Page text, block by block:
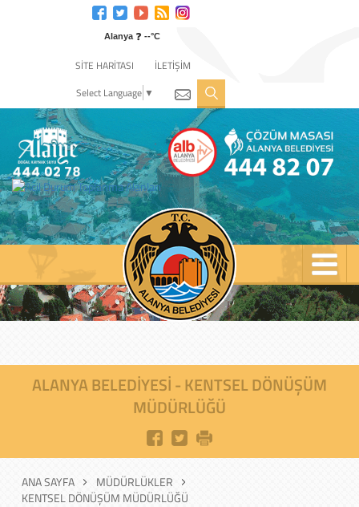
Alanya ❓ --°C
SİTE HARİTASI
İLETİŞİM
Select Language ▼
ALANYA BELEDIYESI - KENTSEL DÖNÜŞÜM
MÜDÜRLÜĞÜ
ANA SAYFA
MÜDÜRLÜKLER
KENTSEL DÖNÜŞÜM MÜDÜRLÜĞÜ